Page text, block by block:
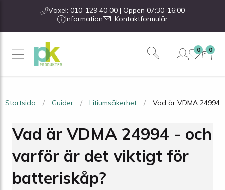
Växel: 010-129 40 00 | Öppen 07:30-16:00
Information
Kontaktformulär
0
0
Startsida Guider Litiumsäkerhet Vad är VDMA 24994
Vad är VDMA 24994 - och
varför är det viktigt för
batteriskåp?